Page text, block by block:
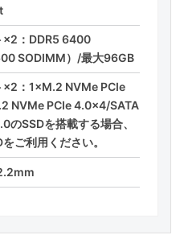
×2：DDR5 6400
SODIMM）/最大96GB
×2：1×M.2 NVMe PCIe
NVMe PCIe 4.0x4/SATA
SSDを搭載する場合、
ご利用ください。